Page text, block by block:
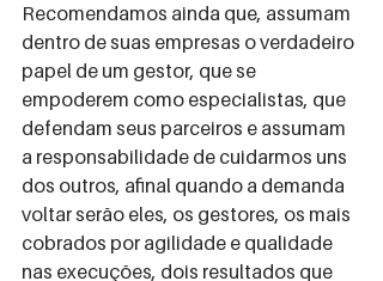
Recomendamos ainda que, assumam
dentro de suas empresas o verdadeiro
papel de um gestor, que se
empoderem como especialistas, que
defendam seus parceiros e assumam
a responsabilidade de cuidarmos uns
dos outros, afinal quando a demanda
voltar serão eles, os gestores, os mais
cobrados por agilidade e qualidade
nas execuções, dois resultados que